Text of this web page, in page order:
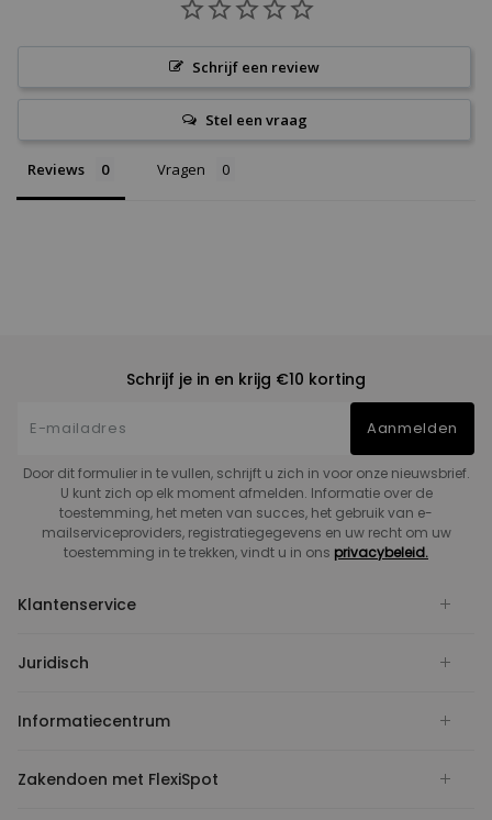
Schrijf een review
Stel een vraag
Reviews Vragen
Schrijf je in en krijg €10 korting
Aanmelden
Door dit formulier in te vullen, schrijft u zich in voor onze nieuwsbrief.
U kunt zich op elk moment afmelden. Informatie over de
toestemming, het meten van succes, het gebruik van e-
mailserviceproviders, registratiegegevens en uw recht om uw
toestemming in te trekken, vindt u in ons privacybeleid.
Klantenservice
Juridisch
Informatiecentrum
Zakendoen met FlexiSpot